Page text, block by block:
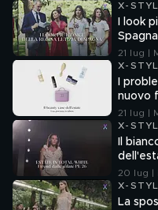
X-
I look
Spagna
21 lug |
X-
I
nuovo
21 lug |
X-
Il
20 lug |
X-
La